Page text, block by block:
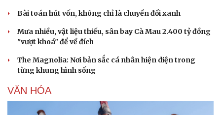
Bài toán hút vốn, không chỉ là chuyển đổi xanh
Mưa nhiều, vật liệu thiếu, sân bay Cà Mau 2.400 tỷ đồng
"vượt khoá" để về đích
The Magnolia: Nơi bản sắc cá nhân hiện diện trong
từng khung hình sống
VĂN HÓA